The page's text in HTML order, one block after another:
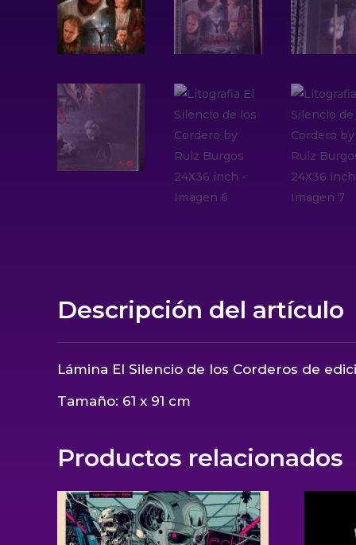
Descripción del artículo
Lámina El Silencio de los Corderos de
Tamaño: 61 x 91 cm
Productos relacionados